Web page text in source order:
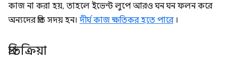
কাজ না করা হয়, তাহলে ইভেন্ট লুপে আরও ঘন ঘন ফলন করে
অন্যদের প্রতি সদয় হন। দীর্ঘ কাজ ক্ষতিকর হতে পারে।
প্রতিক্রিয়া